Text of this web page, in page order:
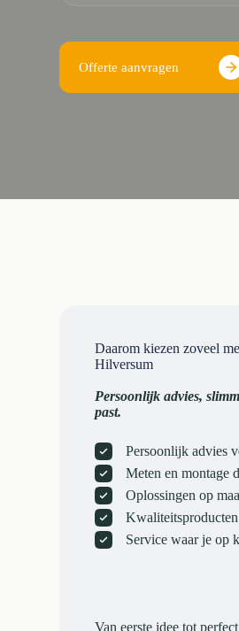
Offerte aanvragen
Daarom kiezen zoveel
Hilversum
Persoonlijk advies,
past.
Persoonlijk advies
Meten en montage
Oplossingen op
Service waar je op
Van eerste idee tot